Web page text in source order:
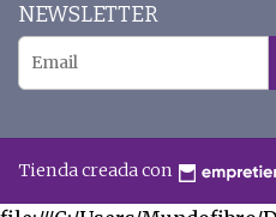
NEWSLETTER
Tienda creada con